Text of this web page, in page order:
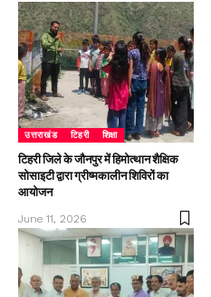
उत्तराखंड टिहरी शिक्षा
टिहरी जिले के जौनपुर में हिमोत्थान शैक्षिक
सोसाइटी द्वारा ग्रीष्मकालीन शिविरों का
आयोजन
June 11, 2026